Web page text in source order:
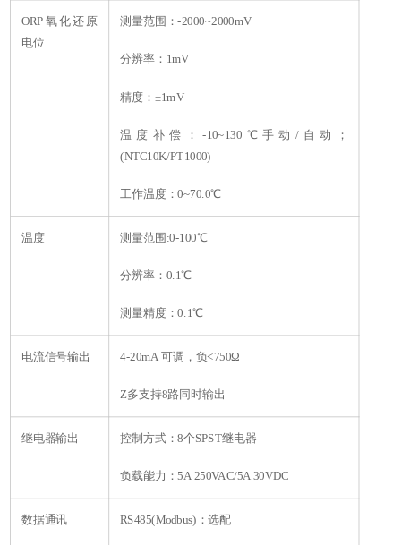
ORP氧化还原
电位
测量范围：-2000~2000mV
分辨率：1mV
精度：±1mV
温度补偿：-10~130℃手动/自动；
(NTC10K/PT1000)
工作温度：0~70.0℃
温度 测量范围:0-100℃
分辨率：0.1℃
测量精度：0.1℃
电流信号输出 4-20mA 可调，负<750Ω
Z多支持8路同时输出
继电器输出 控制方式：8个SPST继电器
负载能力：5A 250VAC/5A 30VDC
数据通讯 RS485(Modbus)：选配